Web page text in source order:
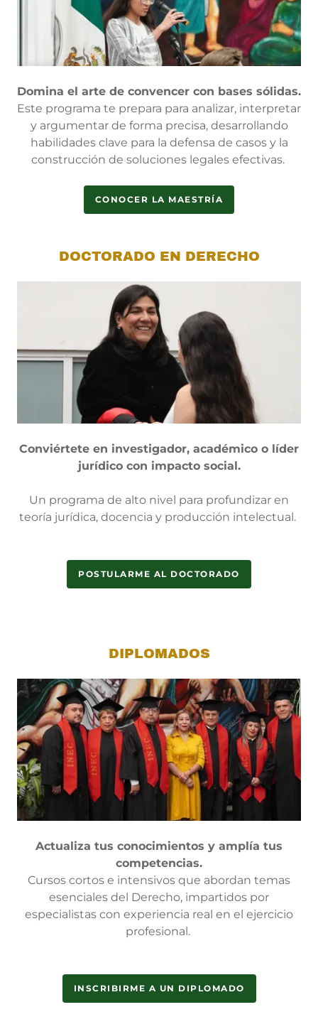
Domina el arte de convencer con bases sólidas.
Este programa te prepara para analizar, interpretar
y argumentar de forma precisa, desarrollando
habilidades clave para la defensa de casos y la
construcción de soluciones legales efectivas.
CONOCER LA MAESTRÍA
DOCTORADO EN DERECHO
Conviértete en investigador, académico o líder
jurídico con impacto social.
Un programa de alto nivel para profundizar en
teoría jurídica, docencia y producción intelectual.
POSTULARME AL DOCTORADO
DIPLOMADOS
Actualiza tus conocimientos y amplía tus
competencias.
Cursos cortos e intensivos que abordan temas
esenciales del Derecho, impartidos por
especialistas con experiencia real en el ejercicio
profesional.
INSCRIBIRME A UN DIPLOMADO